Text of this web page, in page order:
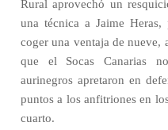
Rural aprovechó un
una técnica a Jaime
coger una ventaja de nueve,
que el Socas Canarias
aurinegros apretaron en
puntos a los anfitriones en
cuarto.